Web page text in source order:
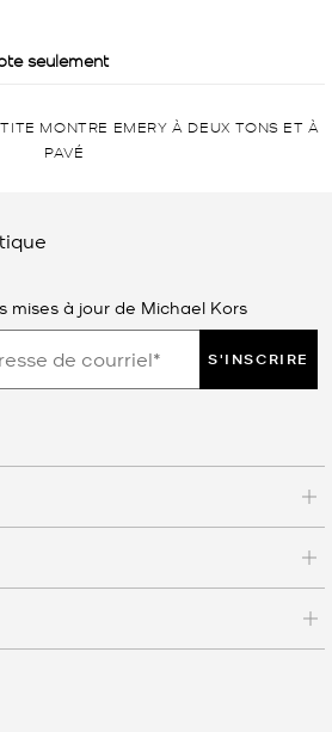
MONTRE EMERY À DEUX TONS ET À
PAVÉ
mises à jour de Michael Kors
S'INSCRIRE